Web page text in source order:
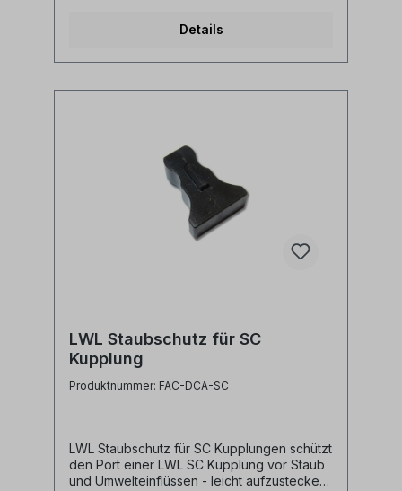
Details
LWL Staubschutz für SC
Kupplung
Produktnummer: FAC-DCA-SC
LWL Staubschutz für SC Kupplungen schützt
den Port einer LWL SC Kupplung vor Staub
und Umwelteinflüssen - leicht aufzustecken